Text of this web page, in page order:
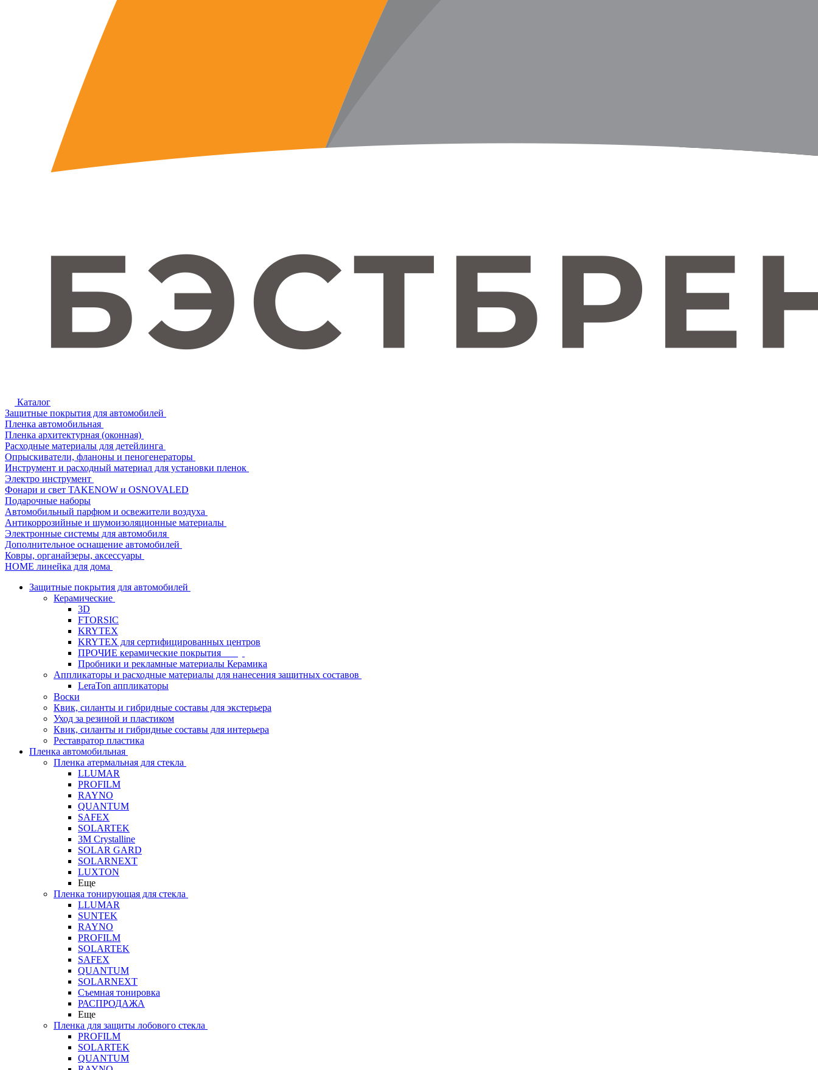
Каталог
Защитные покрытия для автомобилей
Пленка автомобильная
Пленка архитектурная (оконная)
Расходные материалы для детейлинга
Опрыскиватели, фланоны и пеногенераторы
Инструмент и расходный материал для установки пленок
Электро инструмент
Фонари и свет TAKENOW и OSNOVALED
Подарочные наборы
Автомобильный парфюм и освежители воздуха
Антикоррозийные и шумоизоляционные материалы
Электронные системы для автомобиля
Дополнительное оснащение автомобилей
Ковры, органайзеры, аксессуары
HOME линейка для дома
Защитные покрытия для автомобилей
Керамические
3D
FTORSIC
KRYTEX
KRYTEX для сертифицированных центров
ПРОЧИЕ керамические покрытия
Пробники и рекламные материалы Керамика
Аппликаторы и расходные материалы для нанесения защитных составов
LeraTon аппликаторы
Воски
Квик, силанты и гибридные составы для экстерьера
Уход за резиной и пластиком
Квик, силанты и гибридные составы для интерьера
Реставратор пластика
Пленка автомобильная
Пленка атермальная для стекла
LLUMAR
PROFILM
RAYNO
QUANTUM
SAFEX
SOLARTEK
3M Crystalline
SOLAR GARD
SOLARNEXT
LUXTON
Еще
Пленка тонирующая для стекла
LLUMAR
SUNTEK
RAYNO
PROFILM
SOLARTEK
SAFEX
QUANTUM
SOLARNEXT
Съемная тонировка
РАСПРОДАЖА
Еще
Пленка для защиты лобового стекла
PROFILM
SOLARTEK
QUANTUM